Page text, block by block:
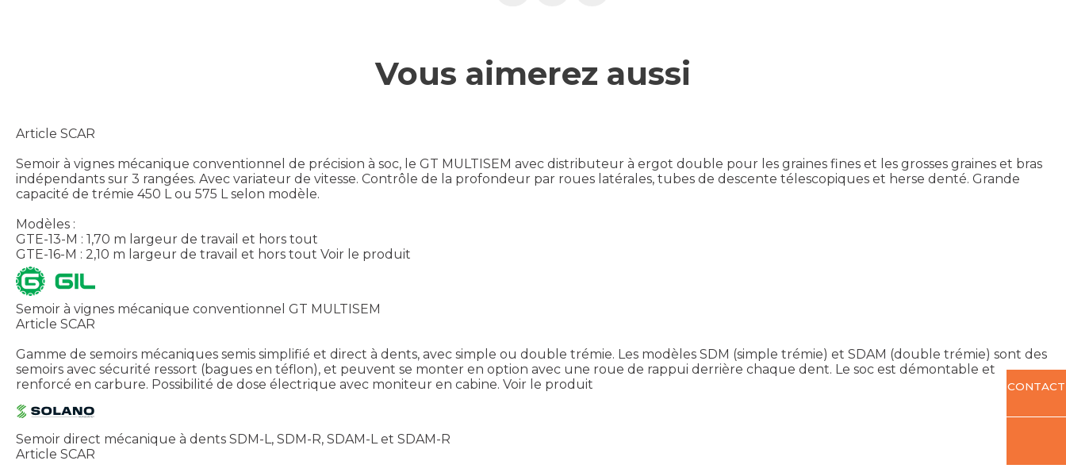
Vous aimerez aussi
Article SCAR
Semoir à vignes mécanique conventionnel de précision à soc, le GT MULTISEM avec distributeur à ergot double pour les graines fines et les grosses graines et bras
indépendants sur 3 rangées. Avec variateur de vitesse. Contrôle de la profondeur par roues latérales, tubes de descente télescopiques et herse denté. Grande
capacité de trémie 450 L ou 575 L selon modèle.
Modèles :
GTE-13-M : 1,70 m largeur de travail et hors tout
GTE-16-M : 2,10 m largeur de travail et hors tout Voir le produit
Semoir à vignes mécanique conventionnel GT MULTISEM
Article SCAR
Gamme de semoirs mécaniques semis simplifié et direct à dents, avec simple ou double trémie. Les modèles SDM (simple trémie) et SDAM (double trémie) sont des
semoirs avec sécurité ressort (bagues en téflon), et peuvent se monter en option avec une roue de rappui derrière chaque dent. Le soc est démontable et
renforcé en carbure. Possibilité de dose électrique avec moniteur en cabine. Voir le produit
Semoir direct mécanique à dents SDM-L, SDM-R, SDAM-L et SDAM-R
Article SCAR
CONTACT